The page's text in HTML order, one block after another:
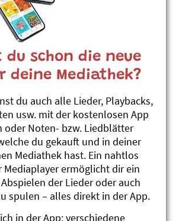
Zoss
2 Gold-ABC
#Storch
(Französisch)
Zoss
ABC Français
#Australien
(Englisch)
Zoss
ABC English
#Australien #Englisch #Zählen
du schon die neue
deine Mediathek?
du auch alle Lieder, Playbacks,
usw. mit der kostenlosen App
oder Noten- bzw. Liedblätter
du gekauft und in deiner
Mediathek hast. Ein nahtlos
Mediaplayer ermöglicht dir ein
der Lieder oder auch
spulen – alles direkt in der App.
in der App: verschiedene